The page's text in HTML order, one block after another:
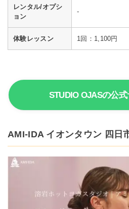
レンタル/オプシ
ョン
-
体験レッスン 1回：1,100円
STUDIO OJASの公
AMI-IDA イオンタウン 四日